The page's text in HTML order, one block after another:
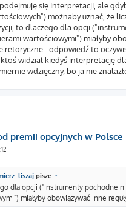
się interpretacji, ale
możnaby uznać, że
to dlaczego dla opcji
wartościowymi") miałyby
retoryczne - odpowiedź to
widział kiedyś interpretację
wdzięczny, bo ja nie
premii opcyjnych w Polsce
pisze: ↑
dla opcji ("instrumenty pochodne
miałyby obowiązywać inne